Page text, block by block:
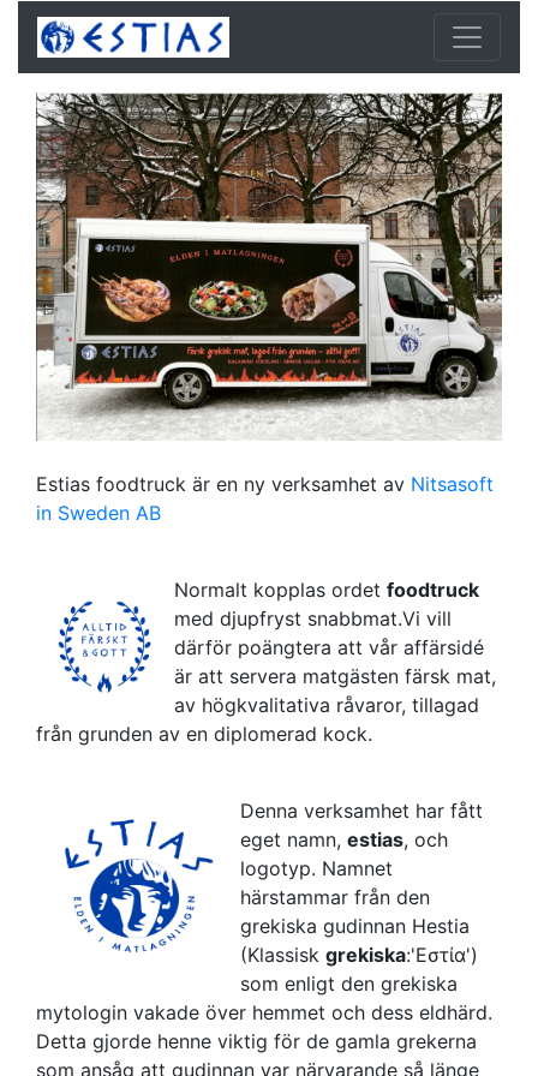
Estias foodtruck är en ny verksamhet av Nitsasoft
in Sweden AB
Normalt kopplas ordet foodtruck
med djupfryst snabbmat.Vi vill
därför poängtera att vår affärsidé
är att servera matgästen färsk mat,
av högkvalitativa råvaror, tillagad
från grunden av en diplomerad kock.
Denna verksamhet har fått
eget namn, estias, och
logotyp. Namnet
härstammar från den
grekiska gudinnan Hestia
(Klassisk grekiska:'Εστία')
som enligt den grekiska
mytologin vakade över hemmet och dess eldhärd.
Detta gjorde henne viktig för de gamla grekerna
som ansåg att gudinnan var närvarande så länge